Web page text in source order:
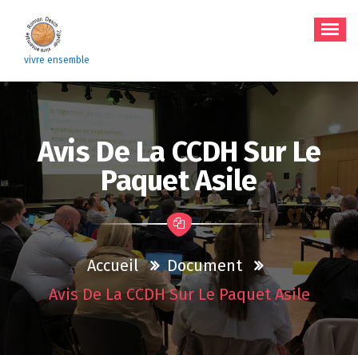
contenu
vivre ensemble
Avis De La CCDH Sur Le
Paquet Asile
Accueil
Document
Avis De La CCDH Sur Le Paquet Asile